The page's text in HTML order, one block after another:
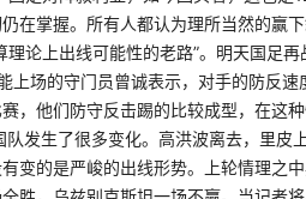
在掌握。所有人都认为理所当然的赢
论上出线可能性的老路”。明天国足
上场的守门员曾诚表示，对手的防反速
，他们防守反击踢的比较成型，在这
发生了很多变化。高洪波离去，里皮
变的是严峻的出线形势。上轮情理之